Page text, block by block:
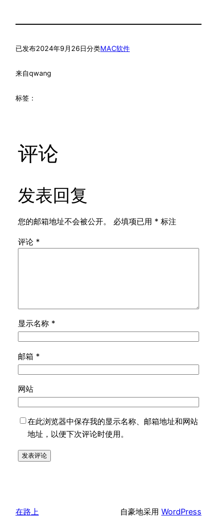
已发布2024年9月26日分类MAC软件
来自qwang
标签：
评论
发表回复
您的邮箱地址不会被公开。 必填项已用 * 标注
评论 *
显示名称 *
邮箱 *
网站
在此浏览器中保存我的显示名称、邮箱地址和网站
地址，以便下次评论时使用。
在路上 自豪地采用 WordPress